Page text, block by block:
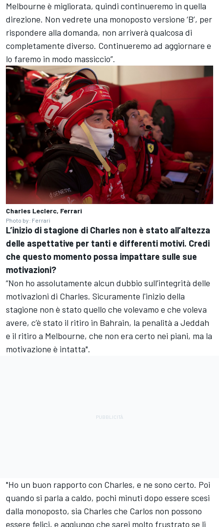
Melbourne è migliorata, quindi continueremo in quella
direzione. Non vedrete una monoposto versione ‘B’, per
rispondere alla domanda, non arriverà qualcosa di
completamente diverso. Continueremo ad aggiornare e
lo faremo in modo massiccio”.
Charles Leclerc, Ferrari
Photo by: Ferrari
L’inizio di stagione di Charles non è stato all’altezza
delle aspettative per tanti e differenti motivi. Credi
che questo momento possa impattare sulle sue
motivazioni?
“Non ho assolutamente alcun dubbio sull’integrità delle
motivazioni di Charles. Sicuramente l'inizio della
stagione non è stato quello che volevamo e che voleva
avere, c’è stato il ritiro in Bahrain, la penalità a Jeddah
e il ritiro a Melbourne, che non era certo nei piani, ma la
motivazione è intatta".
"Ho un buon rapporto con Charles, e ne sono certo. Poi
quando si parla a caldo, pochi minuti dopo essere scesi
dalla monoposto, sia Charles che Carlos non possono
essere felici, e aggiungo che sarei molto frustrato se li